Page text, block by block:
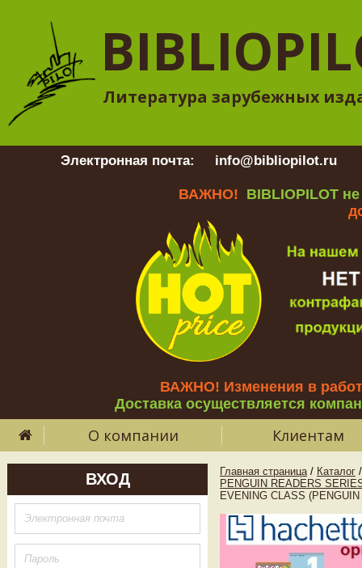
Литература зарубежных
Электронная почта: info@bibliopilot.ru
ВАЖНО! BIBLIOPILOT
ВАЖНО! Изменения в
Доставка осуществляется
О компании Клиентам
ВХОД Главная страница / Каталог /
PENGUIN READERS
EVENING CLASS